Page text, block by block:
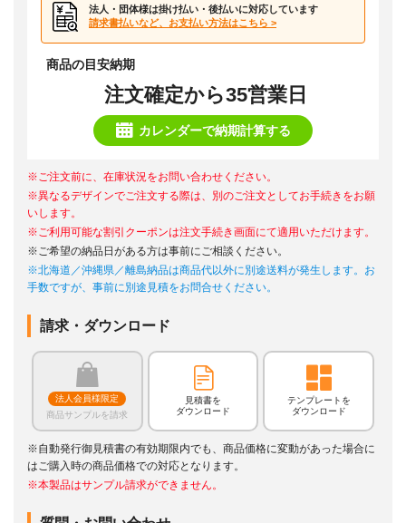
法人・団体様は掛け払い・後払いに対応しています
請求書払いなど、お支払い方法はこちら >
商品の目安納期
注文確定から35営業日
カレンダーで納期計算する
※ご注文前に、在庫状況をお問い合わせください。
※異なるデザインでご注文する際は、別のご注文としてお手続きをお願
いします。
※ご利用可能な割引クーポンは注文手続き画面にて適用いただけます。
※ご希望の納品日がある方は事前にご相談ください。
※北海道／沖縄県／離島納品は商品代以外に別途送料が発生します。お
手数ですが、事前に別途見積をお問合せください。
請求・ダウンロード
法人会員様限定
商品サンプルを請求
見積書を
ダウンロード
テンプレートを
ダウンロード
※自動発行御見積書の有効期限内でも、商品価格に変動があった場合に
はご購入時の商品価格での対応となります。
※本製品はサンプル請求ができません。